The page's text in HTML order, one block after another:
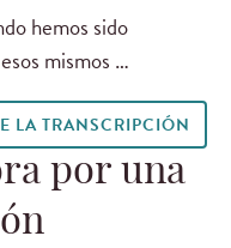
hemos sido
mismos …
LA TRANSCRIPCIÓN
por una